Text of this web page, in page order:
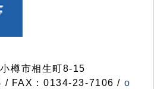
樽市相生町8-15
/ FAX：0134-23-7106 / o